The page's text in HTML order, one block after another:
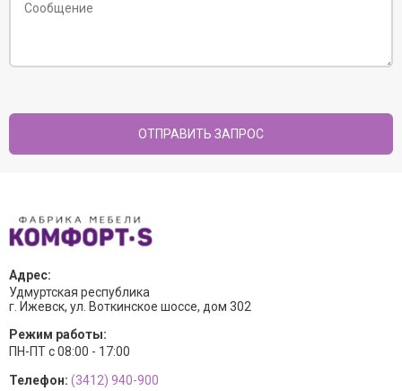
Адрес:
Удмуртская республика
г. Ижевск, ул. Воткинское шоссе, дом 302
Режим работы:
ПН-ПТ с 08:00 - 17:00
Телефон: (3412) 940-900